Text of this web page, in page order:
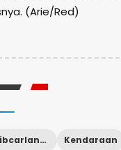
(Arie/Red)
Kamseltibcarlantas Kendaraan